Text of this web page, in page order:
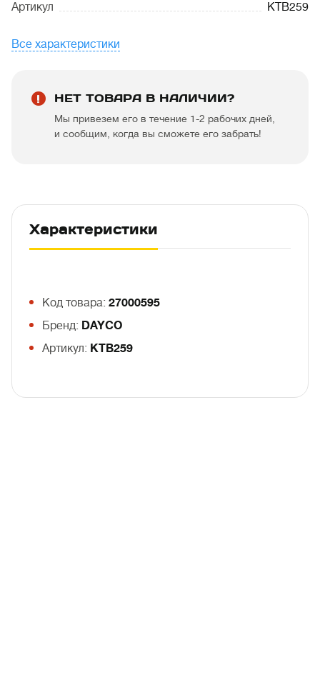
Артикул KTB259
Все характеристики
НЕТ ТОВАРА В НАЛИЧИИ?
Мы привезем его в течение 1-2 рабочих дней,
и сообщим, когда вы сможете его забрать!
Характеристики
Код товара: 27000595
Бренд: DAYCO
Артикул: KTB259